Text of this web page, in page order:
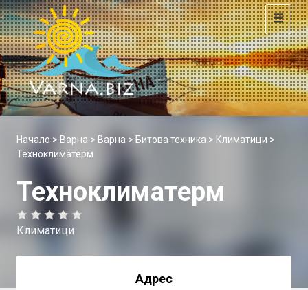
Toggle
Начало > Варна > Варна > Битова техника > Климатици >
Техноклиматерм
Техноклиматерм
Климатици
Адрес